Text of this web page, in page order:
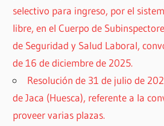
selectivo para ingreso, por el
libre, en el Cuerpo de
de Seguridad y Salud Laboral,
de 16 de diciembre de 2025.
Resolución de 31 de julio de
de Jaca (Huesca), referente a la
proveer varias plazas.